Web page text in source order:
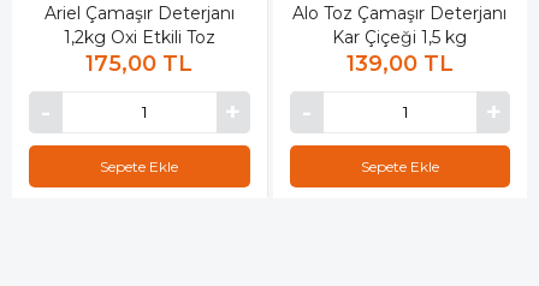
Ariel Çamaşır Deterjanı
1,2kg Oxi Etkili Toz
175,00 TL
Sepete Ekle
Alo Toz Çamaşır Deterjanı
Kar Çiçeği 1,5 kg
139,00 TL
Sepete Ekle